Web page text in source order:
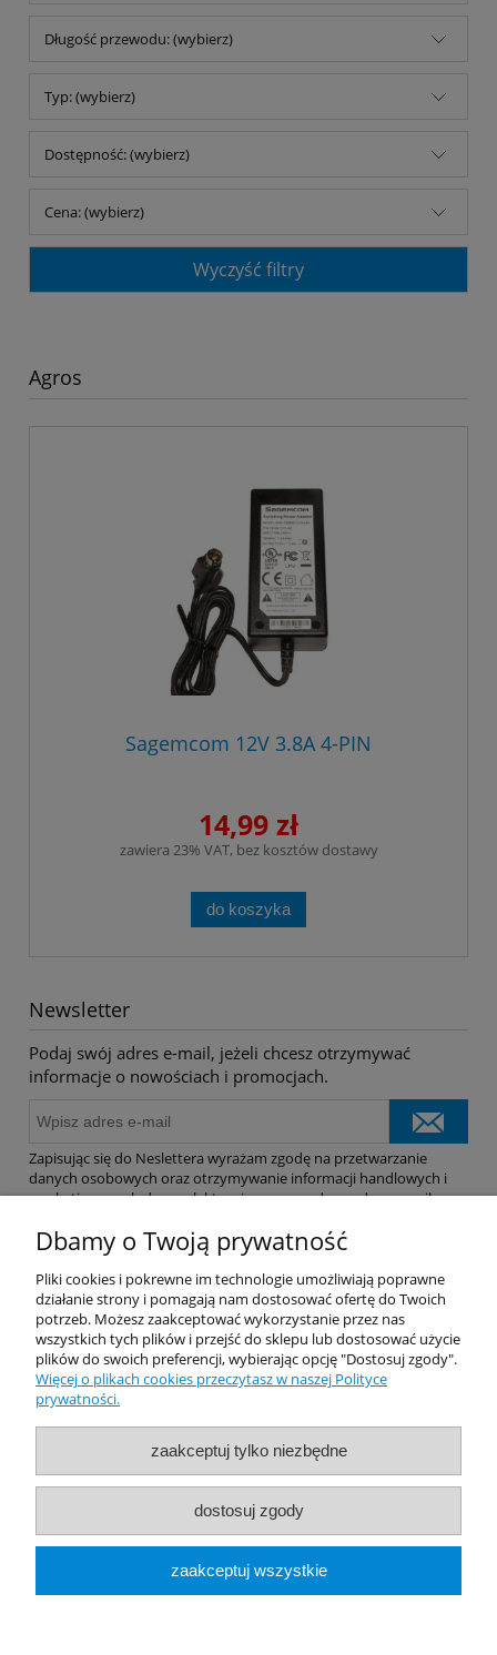
Długość przewodu: (wybierz)
Typ: (wybierz)
Dostępność: (wybierz)
Cena: (wybierz)
Wyczyść filtry
Agros
Sagemcom 12V 3.8A 4-PIN
14,99 zł
zawiera 23% VAT, bez kosztów dostawy
do koszyka
Newsletter
Podaj swój adres e-mail, jeżeli chcesz otrzymywać
informacje o nowościach i promocjach.
Zapisując się do Neslettera wyrażam zgodę na przetwarzanie
danych osobowych oraz otrzymywanie informacji handlowych i
marketingowych drogą elektroniczną na podany adres e-mail.
Pomoc
Dostawa
Moje konto
O firmie
Rekomendowane Strony
Dbamy o Twoją prywatność
Pliki cookies i pokrewne im technologie umożliwiają poprawne
działanie strony i pomagają nam dostosować ofertę do Twoich
potrzeb. Możesz zaakceptować wykorzystanie przez nas
wszystkich tych plików i przejść do sklepu lub dostosować użycie
plików do swoich preferencji, wybierając opcję "Dostosuj zgody".
Więcej o plikach cookies przeczytasz w naszej Polityce
prywatności.
zaakceptuj tylko niezbędne
dostosuj zgody
zaakceptuj wszystkie